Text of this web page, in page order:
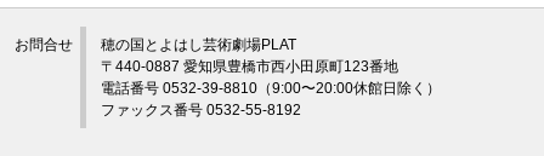
お問合せ
穂の国とよはし芸術劇場PLAT
〒440-0887 愛知県豊橋市西小田原町123番地
電話番号 0532-39-8810（9:00〜20:00休館日除く）
ファックス番号 0532-55-8192